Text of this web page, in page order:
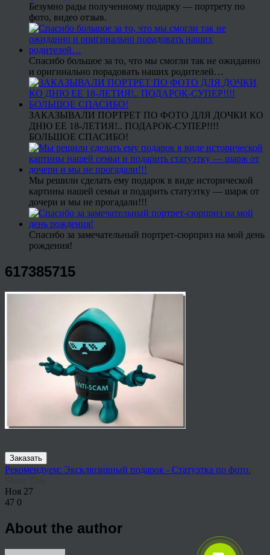
Безумно рады полученному подарку — портрету по
фото, видео отзыв.
Спасибо большое за то, что мы смогли так не ожиданно
и оригинально порадовать наших родителей…
ЗАКАЗЫВАЛИ ПОРТРЕТ ПО ФОТО ДЛЯ ДОЧКИ КО
ДНЮ ЕЕ 18-ЛЕТИЯ!.. ПОДАРОК-СУПЕР!!!!
БОЛЬШОЕ СПАСИБО!
Мы решили сделать ему подарок в виде исторической
картины нашей семьи и подарить статуэтку — шарж от
дочери и мы не прогадали!!!
Спасибо за замечательный портрет-сюрприз на мой день
рождения!
617385715
Заказать
Рекомендуем: Эксклюзивный подарок - Статуэтка по фото.
Ноя 27
47 0
About the author